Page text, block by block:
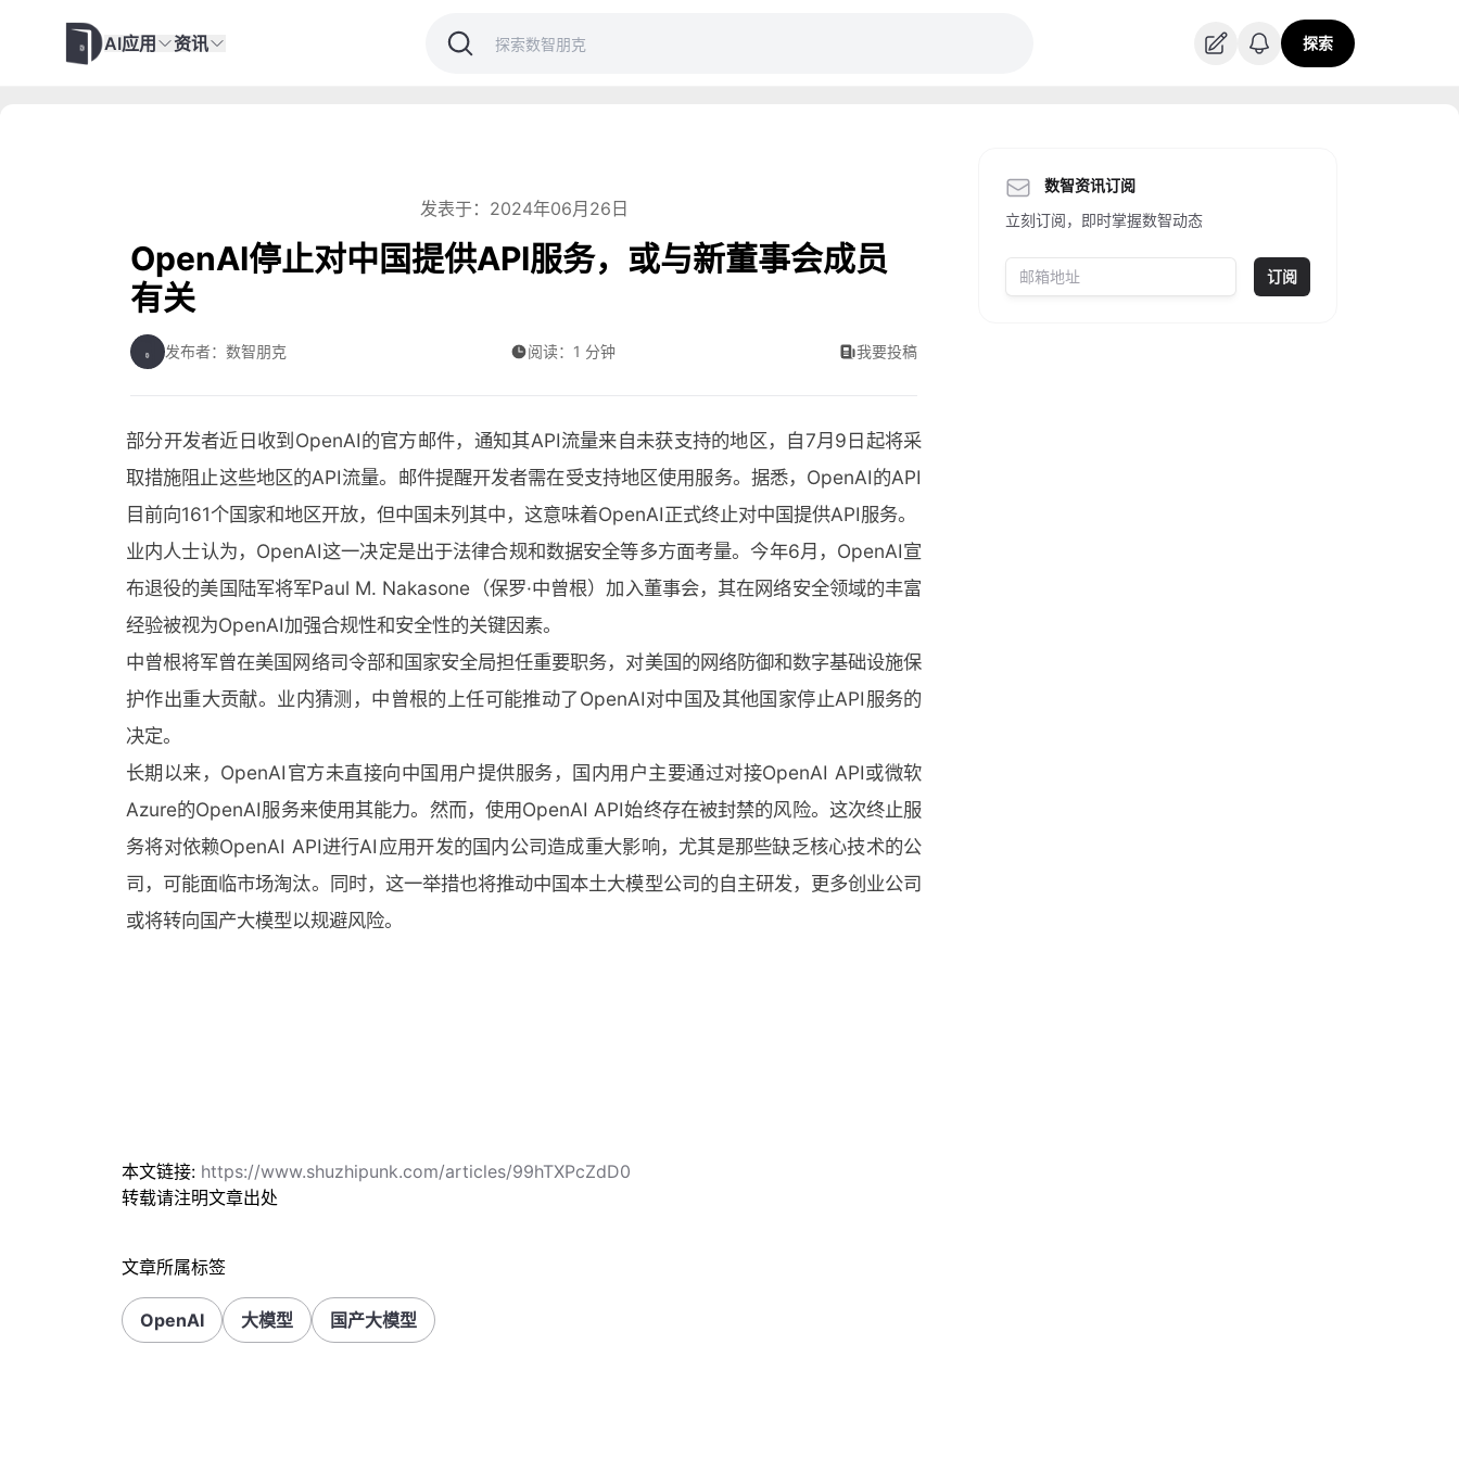
AI应用 资讯 探索
发表于：2024年06月26日
OpenAI停止对中国提供API服务，或与新董事会成员
有关
发布者：数智朋克 阅读：1 分钟 我要投稿
部分开发者近日收到OpenAI的官方邮件，通知其API流量来自未获支持的地区，自7月9日起将采
取措施阻止这些地区的API流量。邮件提醒开发者需在受支持地区使用服务。据悉，OpenAI的API
目前向161个国家和地区开放，但中国未列其中，这意味着OpenAI正式终止对中国提供API服务。
业内人士认为，OpenAI这一决定是出于法律合规和数据安全等多方面考量。今年6月，OpenAI宣
布退役的美国陆军将军Paul M. Nakasone（保罗·中曾根）加入董事会，其在网络安全领域的丰富
经验被视为OpenAI加强合规性和安全性的关键因素。
中曾根将军曾在美国网络司令部和国家安全局担任重要职务，对美国的网络防御和数字基础设施保
护作出重大贡献。业内猜测，中曾根的上任可能推动了OpenAI对中国及其他国家停止API服务的
决定。
长期以来，OpenAI官方未直接向中国用户提供服务，国内用户主要通过对接OpenAI API或微软
Azure的OpenAI服务来使用其能力。然而，使用OpenAI API始终存在被封禁的风险。这次终止服
务将对依赖OpenAI API进行AI应用开发的国内公司造成重大影响，尤其是那些缺乏核心技术的公
司，可能面临市场淘汰。同时，这一举措也将推动中国本土大模型公司的自主研发，更多创业公司
或将转向国产大模型以规避风险。
数智资讯订阅
立刻订阅，即时掌握数智动态
订阅
本文链接: https://www.shuzhipunk.com/articles/99hTXPcZdD0
转载请注明文章出处
文章所属标签
OpenAI 大模型 国产大模型